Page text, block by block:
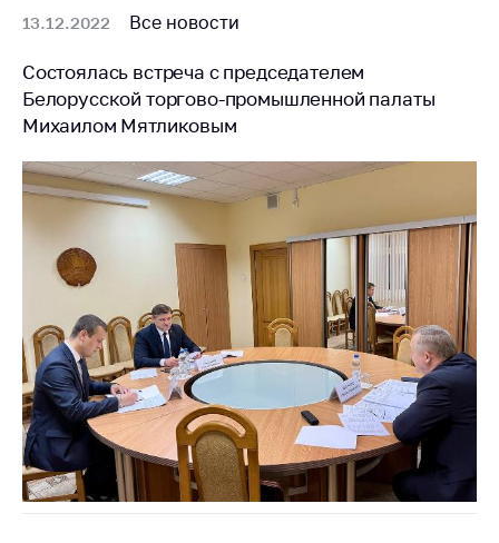
13.12.2022 Все новости
Состоялась встреча с председателем
Белорусской торгово-промышленной палаты
Михаилом Мятликовым